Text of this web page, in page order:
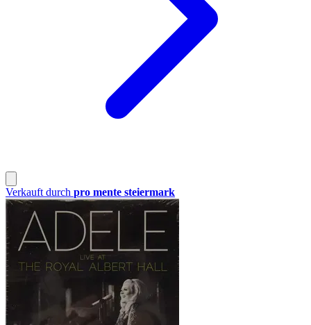
Verkauft durch pro mente steiermark